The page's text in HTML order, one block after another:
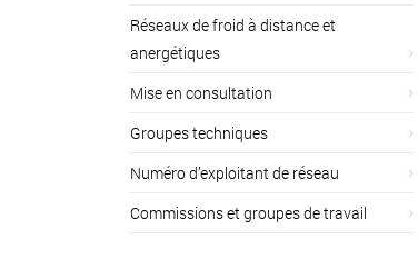
Réseaux de froid à distance et
anergétiques
Mise en consultation
Groupes techniques
Numéro d’exploitant de réseau
Commissions et groupes de travail